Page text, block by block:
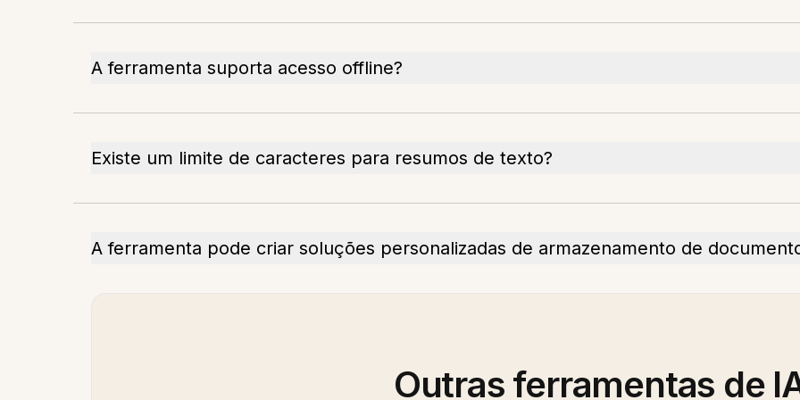
A ferramenta suporta acesso offline?
Existe um limite de caracteres para resumos de texto?
A ferramenta pode criar soluções personalizadas de armazenamento de
Outras ferramentas de